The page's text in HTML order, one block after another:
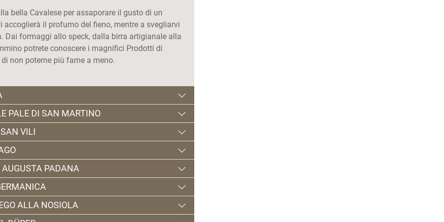
bella Cavalese per assaporare il gusto di un
il profumo del fieno, mentre a svegliarvi
Dai formaggi allo speck, dalla birra artigianale alla
potrete conoscere i magnifici Prodotti di
non poterne più farne a meno.
per scovare angoli di tradizione fatta dai
suggestive maschere del Museo Ladino di
da abili mani che hanno fatto del sapere
che che si perde nei magici scenari delle
PALE DI SAN MARTINO
Pale di San Martino
di suoni del bosco e profumi di un
che illumina le Pale di San Martino,
della Val Canali e del Passo Cereda, ma anche
VILI
Vili
Dolomiti di Brenta alla città di Trento, percorrendo
di Trento ("San Vili") seguì nel 400 d.C..
PADANA
usta Padana
ALLA NOSIOLA